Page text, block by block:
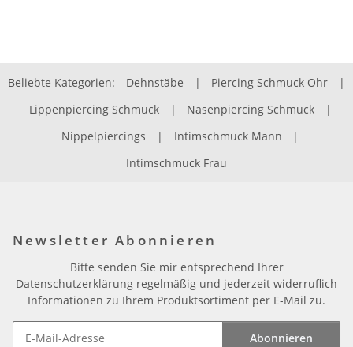
Beliebte Kategorien: Dehnstäbe | Piercing Schmuck Ohr
|
Lippenpiercing Schmuck
| Nasenpiercing Schmuck
|
Nippelpiercings
| Intimschmuck Mann
|
Intimschmuck Frau
Newsletter Abonnieren
Bitte senden Sie mir entsprechend Ihrer
Datenschutzerklärung regelmäßig und jederzeit widerruflich
Informationen zu Ihrem Produktsortiment per E-Mail zu.
Abonnieren